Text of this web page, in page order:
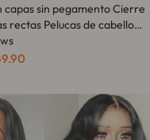
capas sin pegamento Cierre
rectas Pelucas de cabello
de entrenamiento